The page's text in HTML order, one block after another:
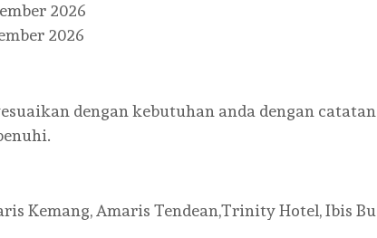
2026
2026
dengan kebutuhan anda dengan
Kemang, Amaris Tendean,Trinity Hotel, Ibis